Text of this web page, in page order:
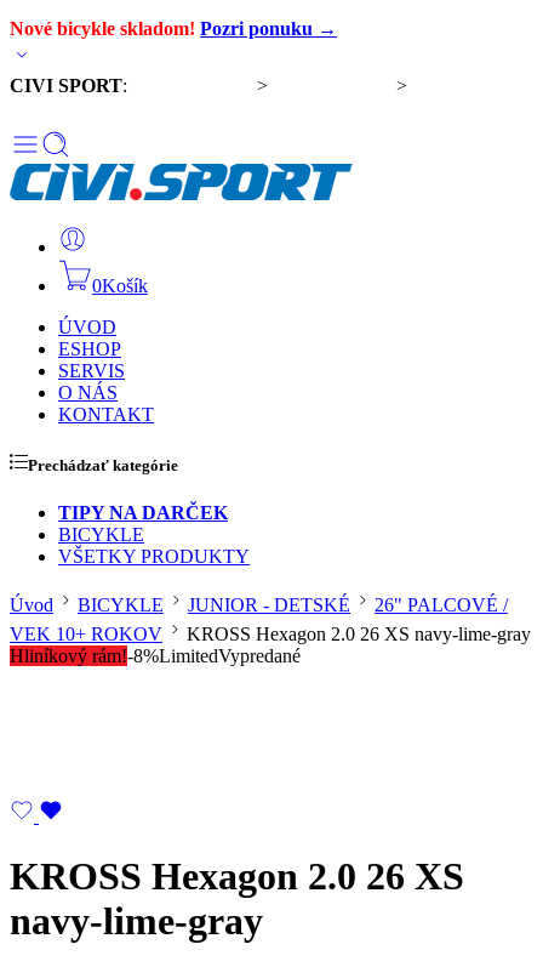
Nové bicykle skladom! Pozri ponuku →
CIVI SPORT: > >
0Košík
ÚVOD
ESHOP
SERVIS
O NÁS
KONTAKT
Prechádzať kategórie
TIPY NA DARČEK
BICYKLE
VŠETKY PRODUKTY
Úvod BICYKLE JUNIOR - DETSKÉ
26" PALCOVÉ /
VEK 10+ ROKOV
KROSS Hexagon 2.0 26 XS navy-lime-gray
Hliníkový rám!-8%LimitedVypredané
KROSS Hexagon 2.0 26 XS
navy-lime-gray